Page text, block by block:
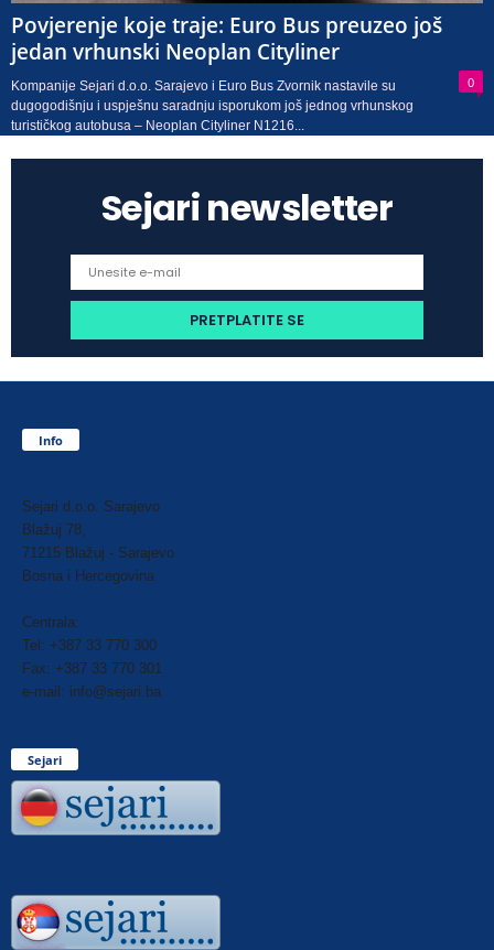
Povjerenje koje traje: Euro Bus preuzeo još
jedan vrhunski Neoplan Cityliner
0
Kompanije Sejari d.o.o. Sarajevo i Euro Bus Zvornik nastavile su
dugogodišnju i uspješnu saradnju isporukom još jednog vrhunskog
turističkog autobusa – Neoplan Cityliner N1216...
Sejari newsletter
Info
Sejari d.o.o. Sarajevo
Blažuj 78,
71215 Blažuj - Sarajevo
Bosna i Hercegovina
Centrala:
Tel: +387 33 770 300
Fax: +387 33 770 301
e-mail: info@sejari.ba
Sejari